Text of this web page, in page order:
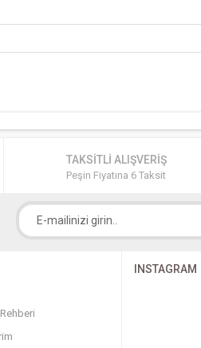
TAKSİTLİ ALIŞVERİŞ
Peşin Fiyatına 6 Taksit
INSTAGRAM